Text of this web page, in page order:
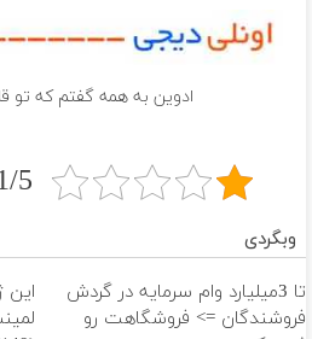
ادوین به همه گفتم که
1/5 - (1
وبگردی
تا 3میلیارد وام سرمایه در گردش
فروشندگان => فروشگاهت رو
این